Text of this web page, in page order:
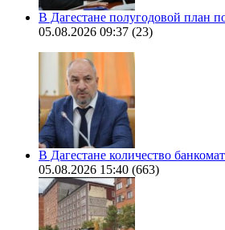
В Дагестане полугодовой план
05.08.2026 09:37 (23)
В Дагестане количество
05.08.2026 15:40 (663)